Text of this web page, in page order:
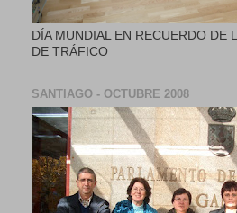
DÍA MUNDIAL EN RECUERDO DE
DE TRÁFICO
SANTIAGO - OCTUBRE 2008